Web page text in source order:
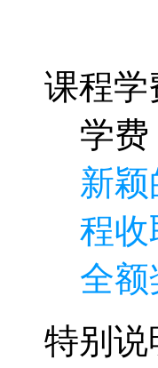
课程学
学费
新
程收
全
特别说